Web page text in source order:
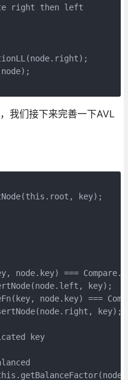
right then left
我们接下来完善一下AVL
key);
node.key) ===
key);
node.key) ===
key);
key